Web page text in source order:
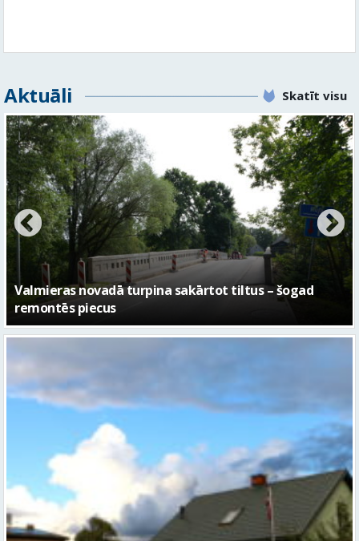
Aktuāli Skatīt visu
No pagaidu teātra līdz laikmetīgās kultūras centram
– kā attīstīsies “Kurtuve”